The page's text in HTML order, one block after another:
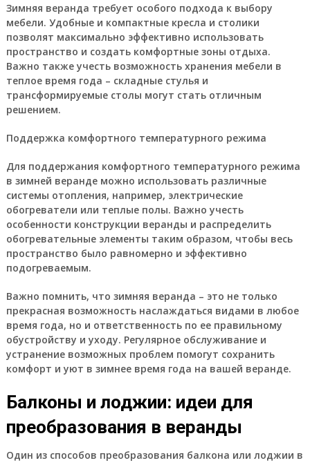
Зимняя веранда требует особого подхода к выбору
мебели. Удобные и компактные кресла и столики
позволят максимально эффективно использовать
пространство и создать комфортные зоны отдыха.
Важно также учесть возможность хранения мебели в
теплое время года – складные стулья и
трансформируемые столы могут стать отличным
решением.
Поддержка комфортного температурного режима
Для поддержания комфортного температурного режима
в зимней веранде можно использовать различные
системы отопления, например, электрические
обогреватели или теплые полы. Важно учесть
особенности конструкции веранды и распределить
обогревательные элементы таким образом, чтобы весь
пространство было равномерно и эффективно
подогреваемым.
Важно помнить, что зимняя веранда – это не только
прекрасная возможность наслаждаться видами в любое
время года, но и ответственность по ее правильному
обустройству и уходу. Регулярное обслуживание и
устранение возможных проблем помогут сохранить
комфорт и уют в зимнее время года на вашей веранде.
Балконы и лоджии: идеи для
преобразования в веранды
Один из способов преобразования балкона или лоджии в